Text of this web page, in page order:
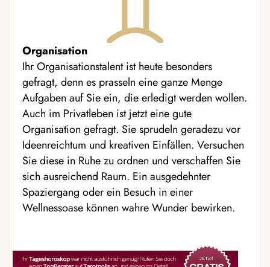
Organisation
Ihr Organisationstalent ist heute besonders
gefragt, denn es prasseln eine ganze Menge
Aufgaben auf Sie ein, die erledigt werden wollen.
Auch im Privatleben ist jetzt eine gute
Organisation gefragt. Sie sprudeln geradezu vor
Ideenreichtum und kreativen Einfällen. Versuchen
Sie diese in Ruhe zu ordnen und verschaffen Sie
sich ausreichend Raum. Ein ausgedehnter
Spaziergang oder ein Besuch in einer
Wellnessoase können wahre Wunder bewirken.